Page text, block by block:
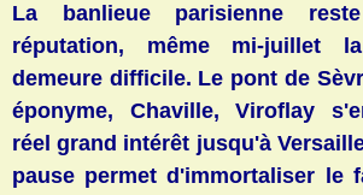
La banlieue parisienne
réputation, même mi-juillet
demeure difficile. Le pont de
éponyme, Chaville, Viroflay
réel grand intérêt jusqu'à
pause permet d'immortaliser le